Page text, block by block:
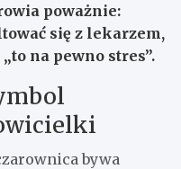
poważnie:
się z lekarzem,
na pewno stres”.
bywa